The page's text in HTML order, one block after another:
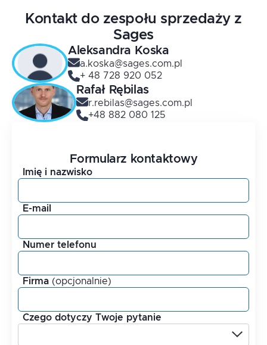
Kontakt do zespołu sprzedaży z
Sages
Aleksandra Koska
a.koska@sages.com.pl
+ 48 728 920 052
Rafał Rębilas
r.rebilas@sages.com.pl
+48 882 080 125
Formularz kontaktowy
Imię i nazwisko
E-mail
Numer telefonu
Firma (opcjonalnie)
Czego dotyczy Twoje pytanie